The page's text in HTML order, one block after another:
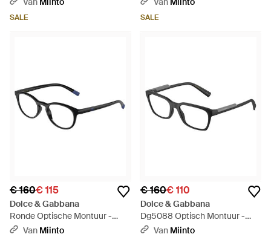
SALE SALE
€ 160€ 115
Dolce & Gabbana
Ronde Optische Montuur -
BruinVan Miinto
€ 160€ 110
Dolce & Gabbana
Dg5088 Optisch Montuur -
BruinVan Miinto